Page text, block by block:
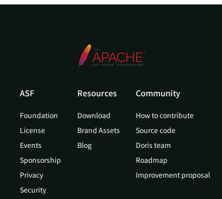
ASF
Foundation
License
Events
Sponsorship
Privacy
Security
Resources
Download
Brand Assets
Blog
Community
How to contribute
Source code
Doris team
Roadmap
Improvement proposal